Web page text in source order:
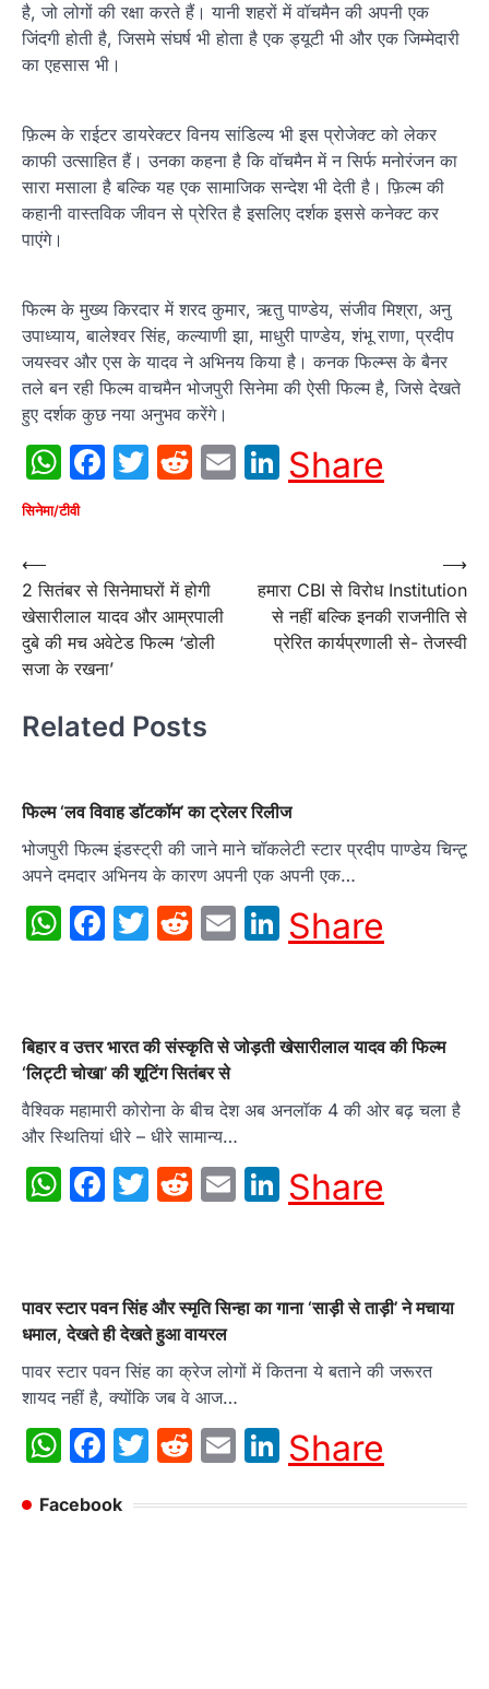
है, जो लोगों की रक्षा करते हैं। यानी शहरों में वॉचमैन की अपनी एक
जिंदगी होती है, जिसमे संघर्ष भी होता है एक ड्यूटी भी और एक जिम्मेदारी
का एहसास भी।
फ़िल्म के राईटर डायरेक्टर विनय सांडिल्य भी इस प्रोजेक्ट को लेकर
काफी उत्साहित हैं। उनका कहना है कि वॉचमैन में न सिर्फ मनोरंजन का
सारा मसाला है बल्कि यह एक सामाजिक सन्देश भी देती है। फ़िल्म की
कहानी वास्तविक जीवन से प्रेरित है इसलिए दर्शक इससे कनेक्ट कर
पाएंगे।
फिल्म के मुख्य किरदार में शरद कुमार, ऋतु पाण्डेय, संजीव मिश्रा, अनु
उपाध्याय, बालेश्वर सिंह, कल्याणी झा, माधुरी पाण्डेय, शंभू राणा, प्रदीप
जयस्वर और एस के यादव ने अभिनय किया है। कनक फिल्म्स के बैनर
तले बन रही फिल्‍म वाचमैन भोजपुरी सिनेमा की ऐसी फिल्‍म है, जिसे देखते
हुए दर्शक कुछ नया अनुभव करेंगे।
WhatsApp
Facebook
Twitter
Reddit
EmailLinkedIn
Share
सिनेमा/टीवी
Post
navigation
⟵
2 सितंबर से सिनेमाघरों में होगी
खेसारीलाल यादव और आम्रपाली
दुबे की मच अवेटेड फिल्म ‘डोली
सजा के रखना’
हमारा CBI से विरोध Institution
से नहीं बल्कि इनकी राजनीति से
प्रेरित कार्यप्रणाली से- तेजस्वी
⟶
Related Posts
फिल्म ‘लव विवाह डॉटकॉम’ का ट्रेलर रिलीज
भोजपुरी फिल्म इंडस्ट्री की जाने माने चॉकलेटी स्टार प्रदीप पाण्डेय चिन्टू
अपने दमदार अभिनय के कारण अपनी एक अपनी एक…
WhatsApp
Facebook
Twitter
Reddit
EmailLinkedIn
Share
बिहार व उत्तर भारत की संस्कृति से जोड़ती खेसारीलाल यादव की फिल्‍म
‘लिट्टी चोखा’ की शूटिंग सितंबर से
वैश्विक महामारी कोरोना के बीच देश अब अनलॉक 4 की ओर बढ़ चला है
और स्थितियां धीरे – धीरे सामान्‍य…
WhatsApp
Facebook
Twitter
Reddit
EmailLinkedIn
Share
पावर स्टार पवन सिंह और स्मृति सिन्हा का गाना ‘साड़ी से ताड़ी’ ने मचाया
धमाल, देखते ही देखते हुआ वायरल
पावर स्टार पवन सिंह का क्रेज लोगों में कितना ये बताने की जरूरत
शायद नहीं है, क्योंकि जब वे आज…
WhatsApp
Facebook
Twitter
Reddit
EmailLinkedIn
Share
Facebook